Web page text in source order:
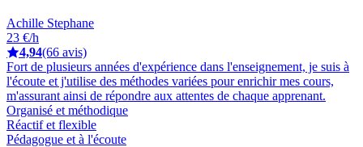
Achille Stephane
23 €/h
4,94(66 avis)
Fort de plusieurs années d'expérience dans l'enseignement, je suis à
l'écoute et j'utilise des méthodes variées pour enrichir mes cours,
m'assurant ainsi de répondre aux attentes de chaque apprenant.
Organisé et méthodique
Réactif et flexible
Pédagogue et à l'écoute